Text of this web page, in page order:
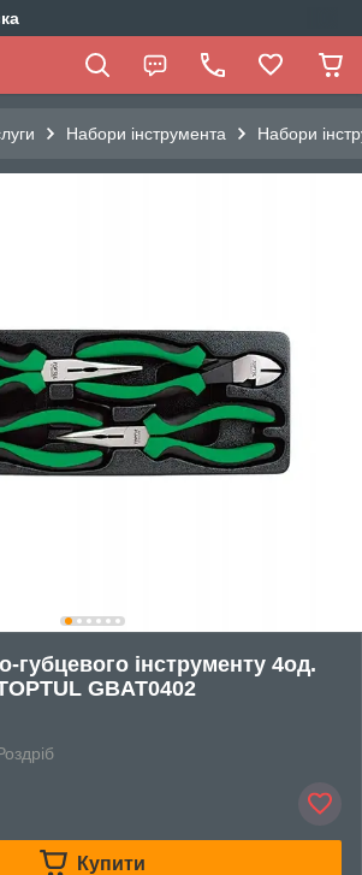
Набори інструмента Набори
губцевого інструменту 4од.
GBAT0402
Купити